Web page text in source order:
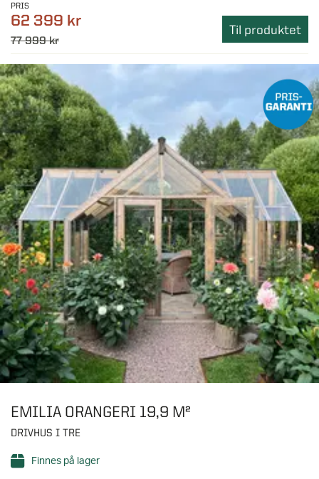
PRIS
62 399 kr
77 999 kr
Til produktet
EMILIA ORANGERI 19,9 M²
DRIVHUS I TRE
Finnes på lager